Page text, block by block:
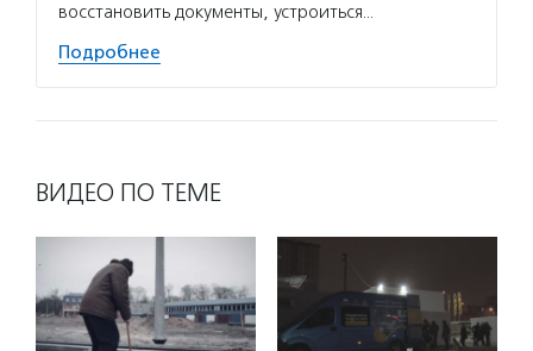
восстановить документы, устроиться…
Подробнее
ВИДЕО ПО ТЕМЕ